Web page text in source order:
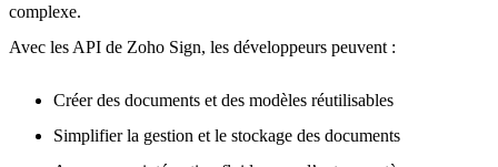
complexe.
Avec les API de Zoho Sign, les développeurs peuvent :
Créer des documents et des modèles réutilisables
Simplifier la gestion et le stockage des documents